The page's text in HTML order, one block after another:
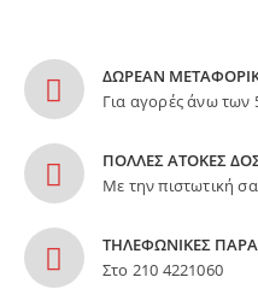
ΔΩΡΕΑΝ
Για αγορές άνω των
ΠΟΛΛΕΣ ΑΤΟΚΕΣ
Με την πιστωτική
ΤΗΛΕΦΩΝΙΚΕΣ
Στο 210 4221060